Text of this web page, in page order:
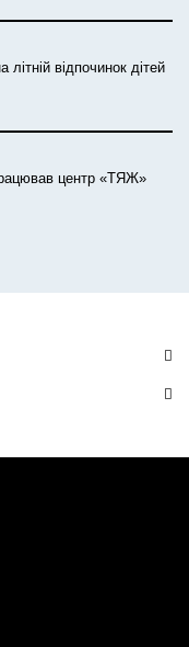
відпочинок дітей
центр «ТЯЖ»